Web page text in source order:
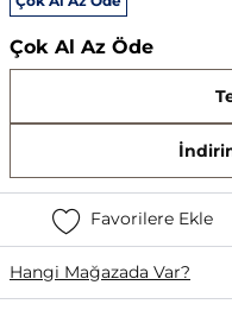
Çok Al Az Öde
Favorilere Ekle
Hangi Mağazada Var?